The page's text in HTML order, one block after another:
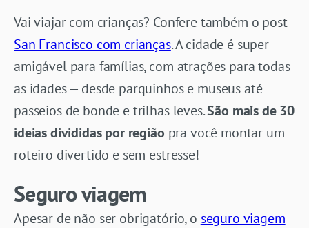
Vai viajar com crianças? Confere também o post
San Francisco com crianças. A cidade é super
amigável para famílias, com atrações para todas
as idades — desde parquinhos e museus até
passeios de bonde e trilhas leves.São mais de 30
ideias divididas por região pra você montar um
roteiro divertido e sem estresse!
Seguro viagem
Apesar de não ser obrigatório, o seguro viagem